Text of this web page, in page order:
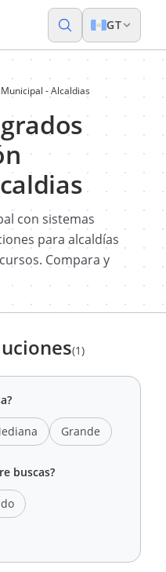
GT
- Alcaldias
con sistemas
para alcaldías
Compara y
(1)
Grande
buscas?